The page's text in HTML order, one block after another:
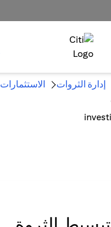
إدارة الثروات
الاستثمارات